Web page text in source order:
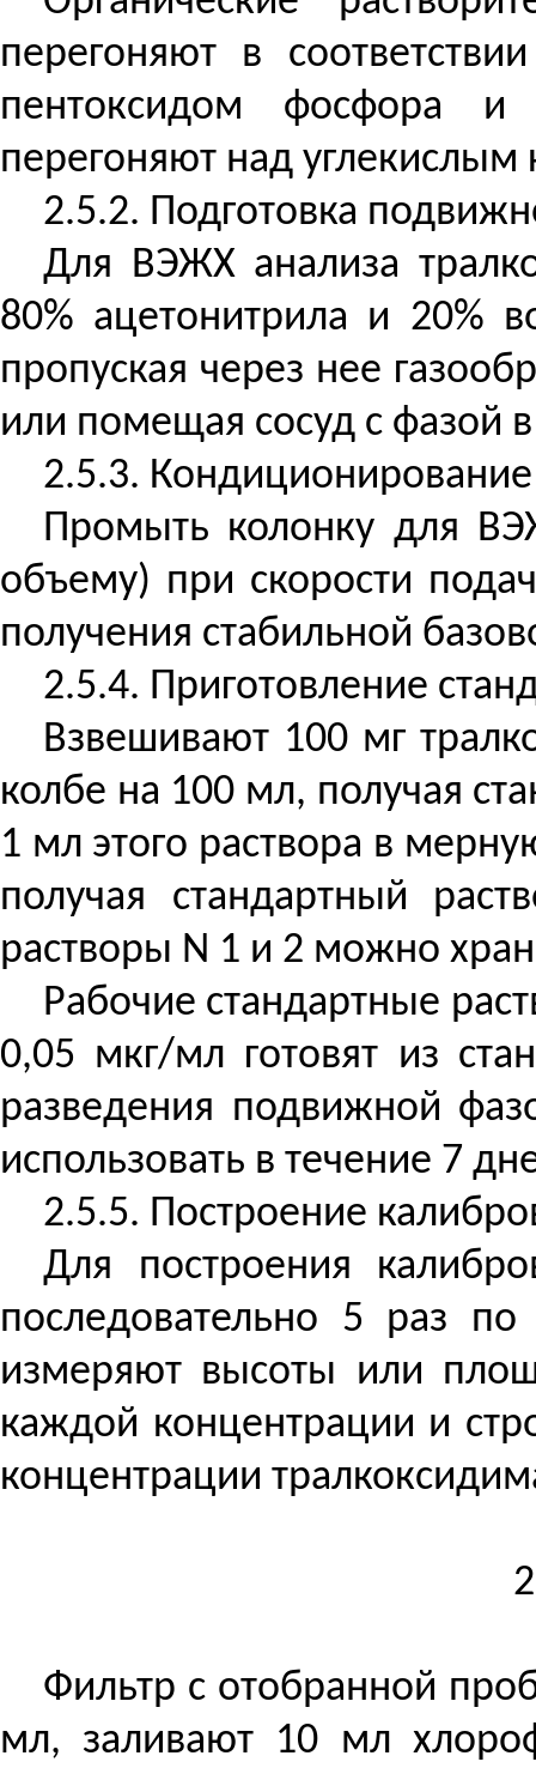
перегоняют в
пентоксидом фосфора и
перегоняют над
2.5.2. Подготовка
Для ВЭЖХ анализа
80% ацетонитрила и 20%
пропуская через нее
или помещая сосуд с фазой
2.5.3.
Промыть колонку для
объему) при скорости
получения стабильной
2.5.4. Приготовление
Взвешивают 100 мг
колбе на 100 мл, получая
1 мл этого раствора в
получая стандартный
растворы N 1 и 2 можно
Рабочие стандартные
0,05 мкг/мл готовят из
разведения подвижной
использовать в течение 7
2.5.5. Построение
Для построения
последовательно 5 раз
измеряют высоты или
каждой концентрации и
концентрации
Фильтр с отобранной
мл, заливают 10 мл